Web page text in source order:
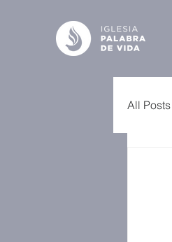
All Posts